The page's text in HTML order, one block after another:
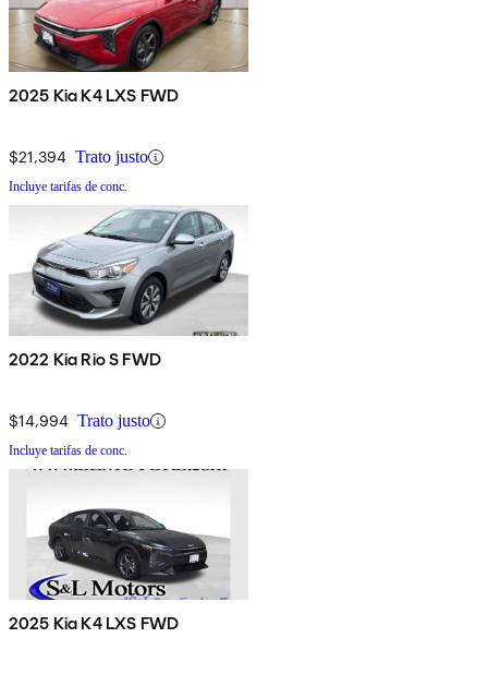
2025 Kia K4 LXS FWD
$21,394 Trato justo
Incluye tarifas de conc.
2022 Kia Rio S FWD
$14,994 Trato justo
Incluye tarifas de conc.
2025 Kia K4 LXS FWD